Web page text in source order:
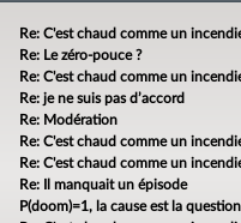
Re: C'est chaud comme un incendie. Cela
Re: Le zéro-pouce ?
Re: C'est chaud comme un incendie. Cela
Re: je ne suis pas d’accord
Re: Modération
Re: C'est chaud comme un incendie. Cela
Re: C'est chaud comme un incendie. Cela
Re: Il manquait un épisode
P(doom)=1, la cause est la question